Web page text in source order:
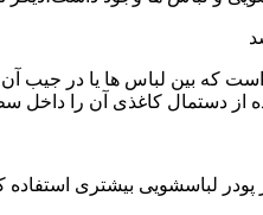
بین لباس ها یا در جیب آن
از دستمال کاغذی آن را
لباسشویی بیشتری